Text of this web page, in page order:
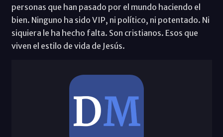
personas que han pasado por el mundo haciendo el
bien. Ninguno ha sido VIP, ni político, ni potentado. Ni
siquiera le ha hecho falta. Son cristianos. Esos que
viven el estilo de vida de Jesús.